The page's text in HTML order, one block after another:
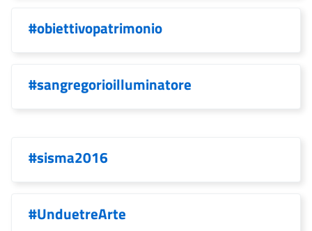
#obiettivopatrimonio
#sangregorioilluminatore
#sisma2016
#UnduetreArte